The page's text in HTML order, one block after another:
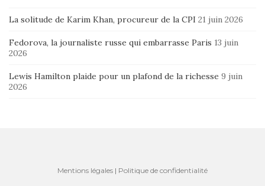
La solitude de Karim Khan, procureur de la CPI 21 juin 2026
Fedorova, la journaliste russe qui embarrasse Paris 13 juin
2026
Lewis Hamilton plaide pour un plafond de la richesse 9 juin
2026
Mentions légales | Politique de confidentialité